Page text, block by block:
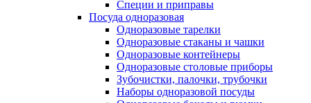
Специи и приправы
Посуда одноразовая
Одноразовые тарелки
Одноразовые стаканы и чашки
Одноразовые контейнеры
Одноразовые столовые приборы
Зубочистки, палочки, трубочки
Наборы одноразовой посуды